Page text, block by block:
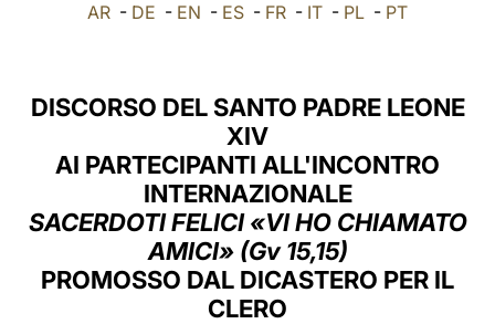
العربيّة
中文
LATINE
AR - DE - EN - ES - FR - IT - PL - PT
DISCORSO DEL SANTO PADRE LEONE
XIV
AI PARTECIPANTI ALL'INCONTRO
INTERNAZIONALE
SACERDOTI FELICI «VI HO CHIAMATO
AMICI» (Gv 15,15)
PROMOSSO DAL DICASTERO PER IL
CLERO